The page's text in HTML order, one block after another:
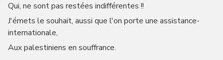
Qui, ne sont pas restées indifférentes !!
J'émets le souhait, aussi que l'on porte une assistance-
internationale,
Aux palestiniens en souffrance.